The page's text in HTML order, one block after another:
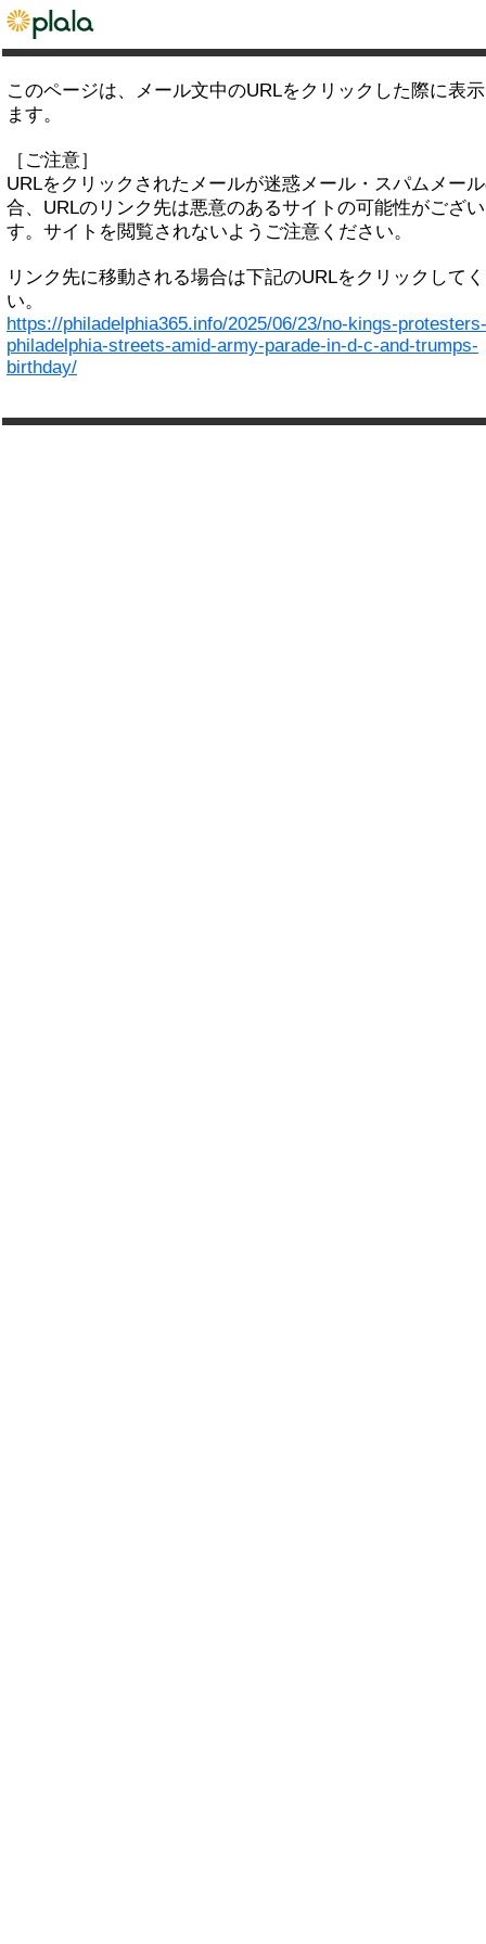
このページは、メール文中のURLをクリックした際に表
ます。
［ご注意］
URLをクリックされたメールが迷惑メール・スパムメー
合、URLのリンク先は悪意のあるサイトの可能性がござ
す。サイトを閲覧されないようご注意ください。
リンク先に移動される場合は下記のURLをクリックして
い。
https://philadelphia365.info/2025/06/23/no-kings-
philadelphia-streets-amid-army-parade-in-d-c-and-trumps-
birthday/